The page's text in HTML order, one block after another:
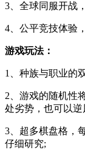
3、全球同服开战
4、公平竞技体验
游戏玩法：
1、种族与职业的
2、游戏的随机性
处劣势，也可以
3、超多棋盘格，
仔细研究;